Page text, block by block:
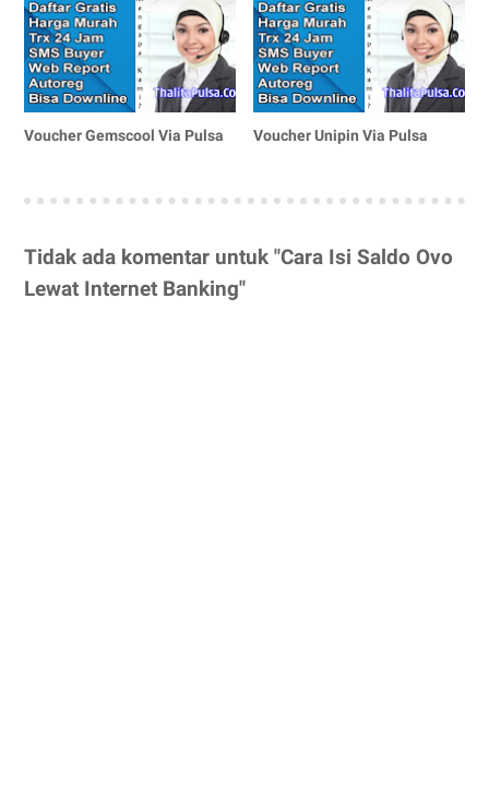
Voucher Gemscool Via Pulsa Voucher Unipin Via Pulsa
Tidak ada komentar untuk "Cara Isi Saldo Ovo
Lewat Internet Banking"